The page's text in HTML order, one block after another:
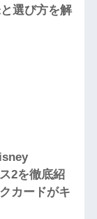
選び方を解
2を徹底紹
カードがキ